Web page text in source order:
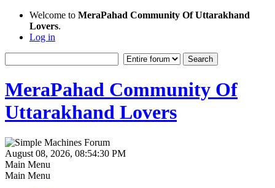
Welcome to MeraPahad Community Of Uttarakhand
Lovers.
Log in
MeraPahad Community Of
Uttarakhand Lovers
August 08, 2026, 08:54:30 PM
Main Menu
Main Menu